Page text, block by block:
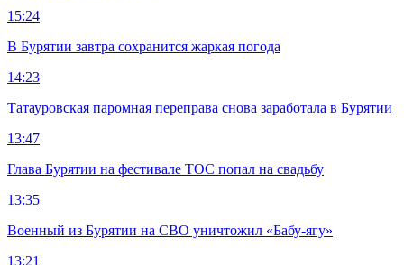
15:24
В Бурятии завтра сохранится жаркая погода
14:23
Татауровская паромная переправа снова заработала в Бурятии
13:47
Глава Бурятии на фестивале ТОС попал на свадьбу
13:35
Военный из Бурятии на СВО уничтожил «Бабу-ягу»
13:21